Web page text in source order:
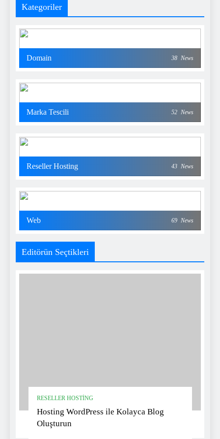
Kategoriler
Domain 38 News
Marka Tescili 52 News
Reseller Hosting 43 News
Web 69 News
Editörün Seçtikleri
RESELLER HOSTING
Hosting WordPress ile Kolayca Blog
Oluşturun